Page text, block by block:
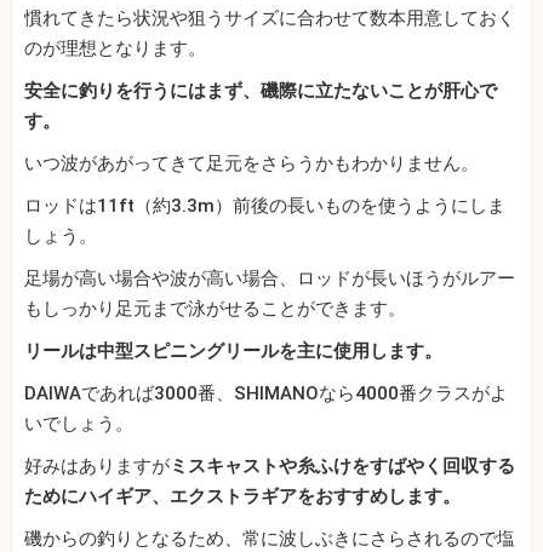
慣れてきたら状況や狙うサイズに合わせて数本用意しておく
のが理想となります。
安全に釣りを行うにはまず、磯際に立たないことが肝心で
す。
いつ波があがってきて足元をさらうかもわかりません。
ロッドは11ft（約3.3m）前後の長いものを使うようにしま
しょう。
足場が高い場合や波が高い場合、ロッドが長いほうがルアー
もしっかり足元まで泳がせることができます。
リールは中型スピニングリールを主に使用します。
DAIWAであれば3000番、SHIMANOなら4000番クラスがよ
いでしょう。
好みはありますがミスキャストや糸ふけをすばやく回収する
ためにハイギア、エクストラギアをおすすめします。
磯からの釣りとなるため、常に波しぶきにさらされるので塩